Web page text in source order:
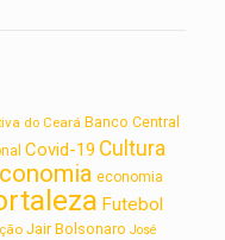
do Ceará Banco Central
Covid-19 Cultura
economia
Futebol
Jair Bolsonaro José